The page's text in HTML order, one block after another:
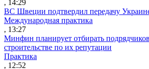
, 14:29
ВС Швеции подтвердил передачу
Международная практика
, 13:27
Минфин планирует отбирать
строительстве по их репутации
Практика
, 12:52